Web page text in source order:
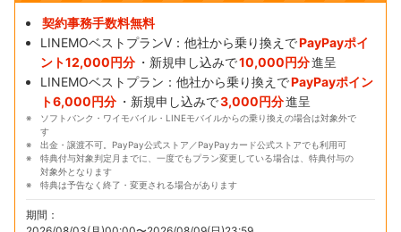
契約事務手数料無料
LINEMOベストプランV：他社から乗り換えでPayPayポイ
ント12,000円分 ・新規申し込みで10,000円分進呈
LINEMOベストプラン：他社から乗り換えでPayPayポイン
ト6,000円分 ・新規申し込みで3,000円分進呈
ソフトバンク・ワイモバイル・LINEモバイルからの乗り換えの場合は対象外で
す
出金・譲渡不可。PayPay公式ストア／PayPayカード公式ストアでも利用可
特典付与対象判定月までに、一度でもプラン変更している場合は、特典付与の
対象外となります
特典は予告なく終了・変更される場合があります
期間：